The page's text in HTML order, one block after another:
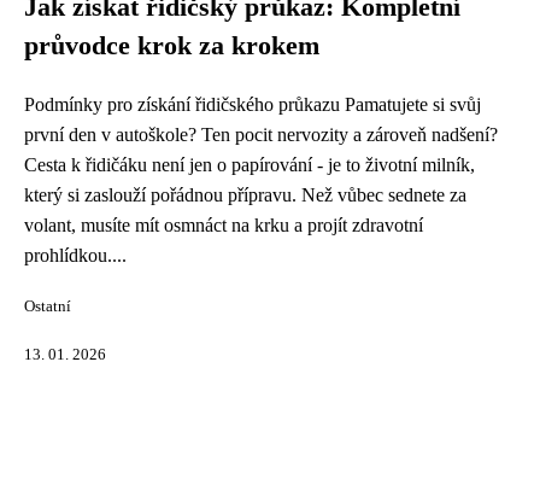
Jak získat řidičský průkaz: Kompletní
průvodce krok za krokem
Podmínky pro získání řidičského průkazu Pamatujete si svůj
první den v autoškole? Ten pocit nervozity a zároveň nadšení?
Cesta k řidičáku není jen o papírování - je to životní milník,
který si zaslouží pořádnou přípravu. Než vůbec sednete za
volant, musíte mít osmnáct na krku a projít zdravotní
prohlídkou....
Ostatní
13. 01. 2026